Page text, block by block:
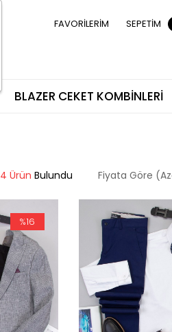
SEPETIM
FAVORILERIM
BLAZER CEKET KOMBINLERI
Fiyata Göre
Ürün
%16